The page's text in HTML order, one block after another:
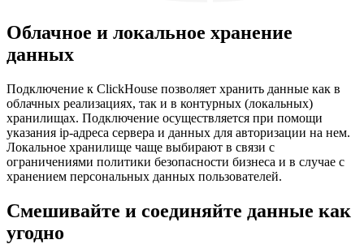
Облачное и локальное хранение
данных
Подключение к ClickHouse позволяет хранить данные как в
облачных реализациях, так и в контурных (локальных)
хранилищах. Подключение осуществляется при помощи
указания ip-адреса сервера и данных для авторизации на нем.
Локальное хранилище чаще выбирают в связи с
ограничениями политики безопасности бизнеса и в случае с
хранением персональных данных пользователей.
Смешивайте и соединяйте данные как
угодно